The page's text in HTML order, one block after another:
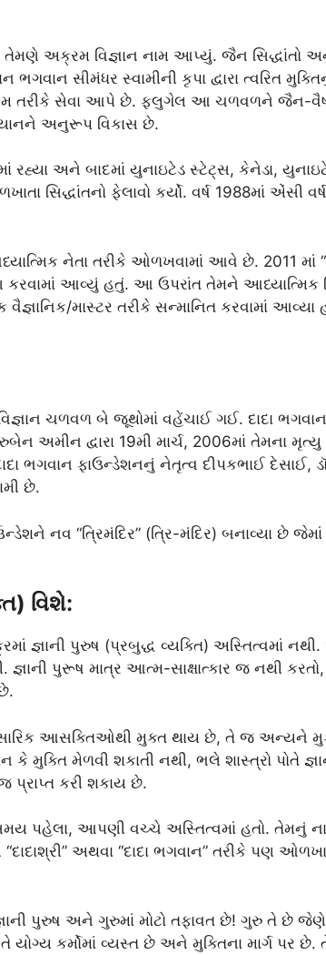
અક્રમ વિજ્ઞાન નામ આપ્યું. જૈન સિદ્ધાંતો
ભગવાન સીમંધર સ્વામીની કૃપા દ્વારા ત્વરિત
તરીકે સેવા આપે છે. ફ્લુગેલ આ ચળવળને જૈન-
અનુરૂપ વિકાસ છે.
રહ્યા અને બાદમાં યુનાઇટેડ સ્ટેટ્સ, કેનેડા,
સિદ્ધાંતનો ફેલાવો કર્યો. વર્ષ 1988માં એંસી
નેતા તરીકે ઓળખવામાં આવે છે. 2011 માં
કરવામાં આવ્યું હતું. આ ઉપરાંત તેમને આધ્યાત્મિક
માસ્ટર તરીકે સન્માનિત કરવામાં આવ્યા
ચળવળ બે જૂથોમાં વહેંચાઈ ગઈ. દાદા
અમીન દ્વારા 19મી માર્ચ, 2006માં તેમના
ભગવાન ફાઉન્ડેશનનું નેતૃત્વ દીપકભાઈ દેસાઈ,
છે.
નવ “ત્રિમંદિર” (ત્રિ-મંદિર) બનાવ્યા છે જેમાં
વિશે:
જ્ઞાની પુરુષ (પ્રબુદ્ધ વ્યક્તિ) અસ્તિત્વમાં
જ્ઞાની પુરૂષ માત્ર આત્મ-સાક્ષાત્કાર જ નથી
આસક્તિઓથી મુક્ત થાય છે, તે જ અન્યને
કે મુક્તિ મેળવી શકાતી નથી, ભલે શાસ્ત્રો પોતે
જ પ્રાપ્ત કરી શકાય છે.
પહેલા, આપણી વચ્ચે અસ્તિત્વમાં હતો. તેમનું
અથવા “દાદા ભગવાન” તરીકે પણ
પુરુષ અને ગુરુમાં મોટો તફાવત છે! ગુરુ તે છે
યોગ્ય કર્મોમાં વ્યસ્ત છે અને મુક્તિના માર્ગ પર છે.